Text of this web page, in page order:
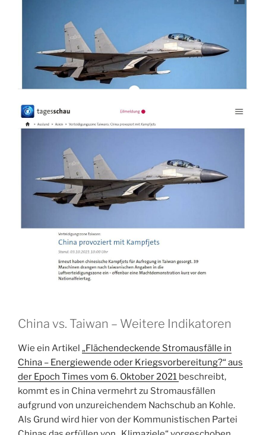
China vs. Taiwan – Weitere Indikatoren
Wie ein Artikel „Flächendeckende Stromausfälle in
China – Energiewende oder Kriegsvorbereitung?“ aus
der Epoch Times vom 6. Oktober 2021 beschreibt,
kommt es in China vermehrt zu Stromausfällen
aufgrund von unzureichendem Nachschub an Kohle.
Als Grund wird hier von der Kommunistischen Partei